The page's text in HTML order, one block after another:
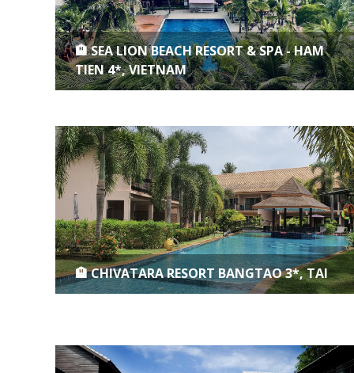
🏨 SEA LION BEACH RESORT & SPA - HAM
TIEN 4*, VIETNAM
🏨 CHIVATARA RESORT BANGTAO 3*, TAI